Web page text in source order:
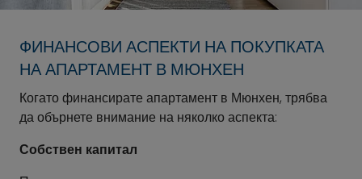
ФИНАНСОВИ АСПЕКТИ НА ПОКУПКАТА
НА АПАРТАМЕНТ В МЮНХЕН
Когато финансирате апартамент в Мюнхен, трябва
да обърнете внимание на няколко аспекта:
Собствен капитал